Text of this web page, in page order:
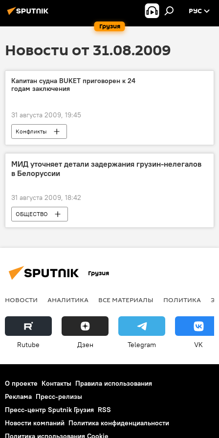
Грузия
РУС
Новости от 31.08.2009
Капитан судна BUKET приговорен к 24
годам заключения
31 августа 2009, 19:45
Конфликты
МИД уточняет детали задержания грузин-нелегалов
в Белоруссии
31 августа 2009, 18:42
ОБЩЕСТВО
Грузия
НОВОСТИ АНАЛИТИКА ВСЕ МАТЕРИАЛЫ ПОЛИТИКА
Rutube Дзен Telegram VK
О проекте Контакты Правила использования
Реклама Пресс-релизы
Пресс-центр Sputnik Грузия RSS
Новости компаний Политика конфиденциальности
Политика использования Cookie